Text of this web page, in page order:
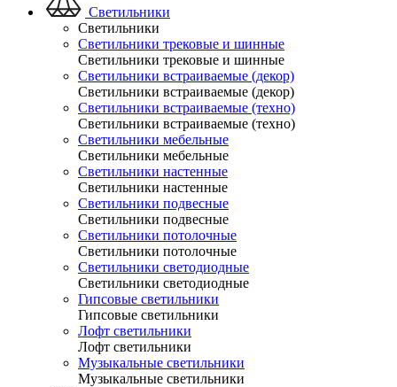
Светильники
Светильники
Светильники трековые и шинные
Светильники трековые и шинные
Светильники встраиваемые (декор)
Светильники встраиваемые (декор)
Светильники встраиваемые (техно)
Светильники встраиваемые (техно)
Светильники мебельные
Светильники мебельные
Светильники настенные
Светильники настенные
Светильники подвесные
Светильники подвесные
Светильники потолочные
Светильники потолочные
Светильники светодиодные
Светильники светодиодные
Гипсовые светильники
Гипсовые светильники
Лофт светильники
Лофт светильники
Музыкальные светильники
Музыкальные светильники